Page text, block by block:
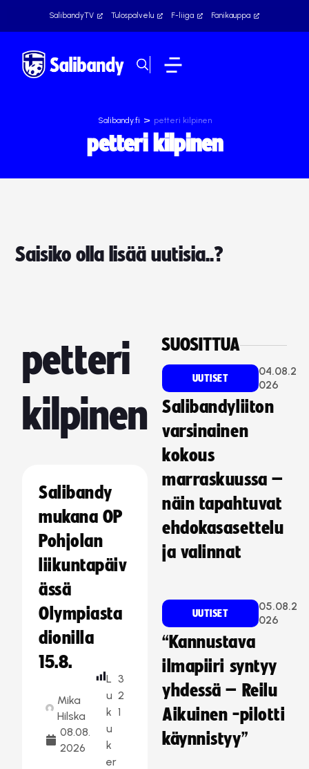
SalibandyTV Tulospalvelu F-liiga Fanikauppa
Salibandy.fi > petteri kilpinen
petteri kilpinen
Saisiko olla lisää uutisia..?
petteri
kilpinen
Salibandy
mukana OP
Pohjolan
liikuntapäiv
ässä
Olympiasta
dionilla
15.8.
Mika
Hilska
08.08.
2026
L
u
k
u
k
er
3
2
1
SUOSITTUA
UUTISET
04.08.2
026
Salibandyliiton
varsinainen
kokous
marraskuussa –
näin tapahtuvat
ehdokasasettelu
ja valinnat
UUTISET
05.08.2
026
“Kannustava
ilmapiiri syntyy
yhdessä – Reilu
Aikuinen -pilotti
käynnistyy”